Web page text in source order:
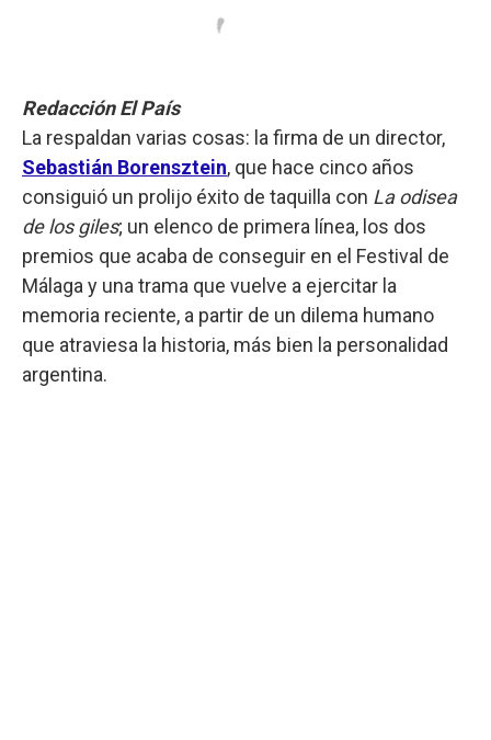
Redacción El País
La respaldan varias cosas: la firma de un director,
Sebastián Borensztein, que hace cinco años
consiguió un prolijo éxito de taquilla con La odisea
de los giles; un elenco de primera línea, los dos
premios que acaba de conseguir en el Festival de
Málaga y una trama que vuelve a ejercitar la
memoria reciente, a partir de un dilema humano
que atraviesa la historia, más bien la personalidad
argentina.